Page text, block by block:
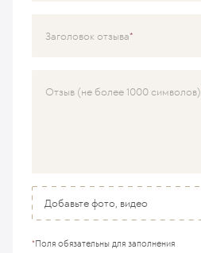
Специализация
Заголовок отзыва
Отзыв (не более 1000 символов)
Добавьте фото, видео
*Поля обязательны для заполнения